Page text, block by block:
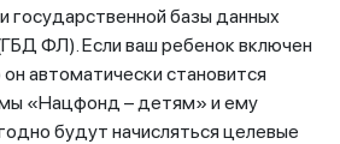
государственной базы данных
ФЛ). Если ваш ребенок включен
автоматически становится
«Нацфонд – детям» и ему
будут начисляться целевые